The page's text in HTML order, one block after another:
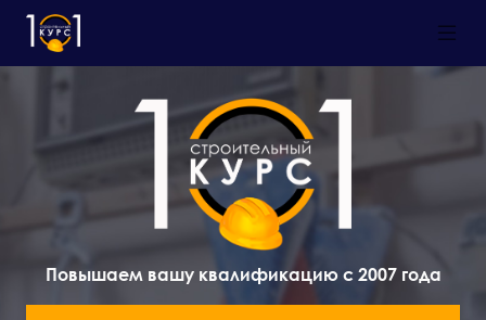
Повышаем вашу квалификацию с 2007 года